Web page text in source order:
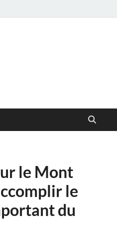
le Mont
le
du